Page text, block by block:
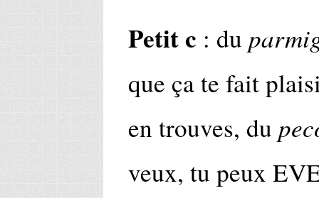
Petit c : du
que ça te fait
en trouves, du
veux, tu peux